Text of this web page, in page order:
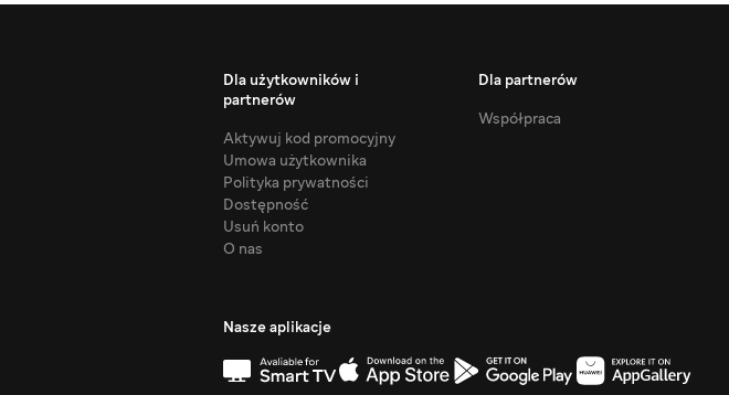
Dla użytkowników i
partnerów
Aktywuj kod promocyjny
Umowa użytkownika
Polityka prywatności
Dostępność
Usuń konto
O nas
Dla partnerów
Współpraca
Nasze aplikacje